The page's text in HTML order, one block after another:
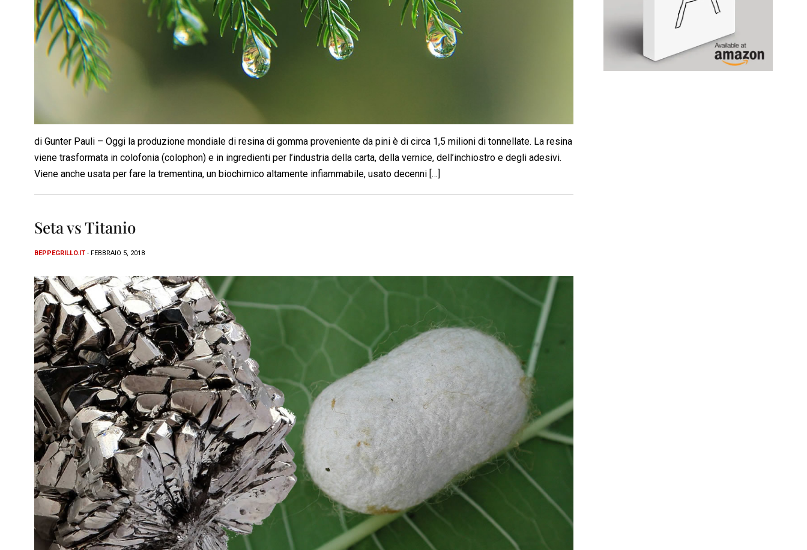
di Gunter Pauli – Oggi la produzione mondiale di resina di gomma proveniente da pini è di circa 1,5 milioni di tonnellate. La resina
viene trasformata in colofonia (colophon) e in ingredienti per l’industria della carta, della vernice, dell’inchiostro e degli adesivi.
Viene anche usata per fare la trementina, un biochimico altamente infiammabile, usato decenni […]
Seta vs Titanio
BEPPEGRILLO.IT - FEBBRAIO 5, 2018